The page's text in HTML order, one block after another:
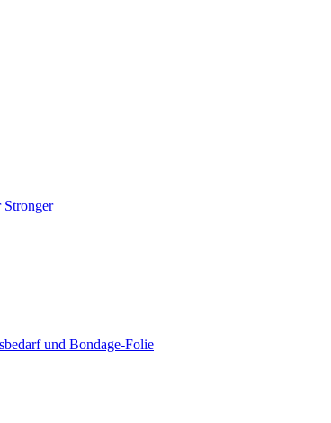
Stronger
und Bondage-Folie